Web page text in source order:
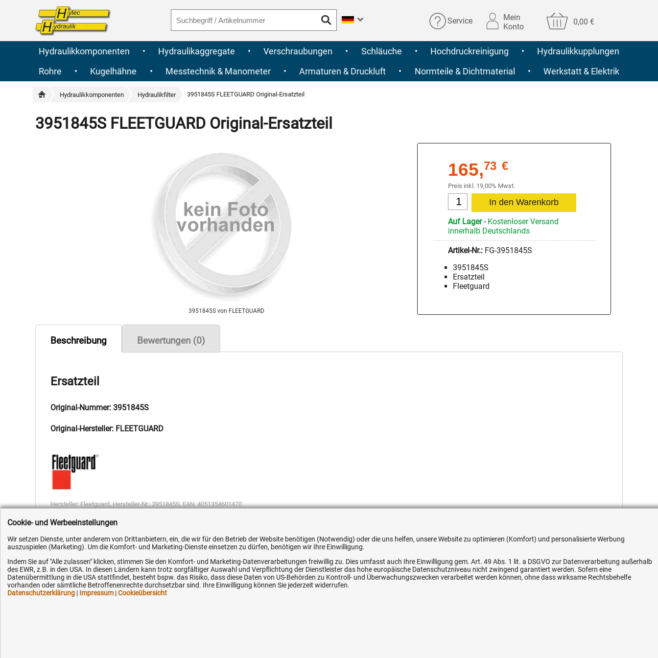
Service
Mein
Konto
0,00 €
Hydraulikkomponenten • Hydraulikaggregate • Verschraubungen • Schläuche • Hochdruckreinigung •
Hydraulikkupplungen
Rohre
• Kugelhähne • Messtechnik & Manometer • Armaturen & Druckluft • Normteile & Dichtmaterial • Werkstatt & Elektrik
Hydraulikkomponenten Hydraulikfilter 3951845S FLEETGUARD Original-Ersatzteil
3951845S FLEETGUARD Original-Ersatzteil
3951845S von FLEETGUARD
165,73 €
Preis inkl. 19,00% Mwst.
Auf Lager- Kostenloser Versand
innerhalb Deutschlands
Artikel-Nr.: FG-3951845S
3951845S
Ersatzteil
Fleetguard
Beschreibung
Ersatzteil
Original-Nummer: 3951845S
Original-Hersteller: FLEETGUARD
Hersteller: Fleetguard,Hersteller-Nr.: 3951845S,EAN: 4051354601470
Bewertungen (0)
Kundenhotline (Festnetz):
+49 (0) 5351 - 523 520
Hilfe & Service
Versandkosten
Ihre Hytec-Hydraulik Vorteile
Schneller Versand, meist am selben Tag
Flexible Zahlung
Cookie- und Werbeeinstellungen
Wir setzen Dienste, unter anderem von Drittanbietern, ein, die wir für den Betrieb der Website benötigen (Notwendig) oder die uns helfen, unsere Website zu optimieren (Komfort) und personalisierte Werbung
auszuspielen (Marketing). Um die Komfort- und Marketing-Dienste einsetzen zu dürfen, benötigen wir Ihre Einwilligung.
Indem Sie auf "Alle zulassen" klicken, stimmen Sie den Komfort- und Marketing-Datenverarbeitungen freiwillig zu. Dies umfasst auch Ihre Einwilligung gem. Art. 49 Abs. 1 lit. a DSGVO zur Datenverarbeitung außerhalb
des EWR, z.B. in den USA. In diesen Ländern kann trotz sorgfältiger Auswahl und Verpflichtung der Dienstleister das hohe europäische Datenschutzniveau nicht zwingend garantiert werden. Sofern eine
Datenübermittlung in die USA stattfindet, besteht bspw. das Risiko, dass diese Daten von US-Behörden zu Kontroll- und Überwachungszwecken verarbeitet werden können, ohne dass wirksame Rechtsbehelfe
vorhanden oder sämtliche Betroffenenrechte durchsetzbar sind. Ihre Einwilligung können Sie jederzeit widerrufen.
Datenschutzerklärung | Impressum |Cookieübersicht